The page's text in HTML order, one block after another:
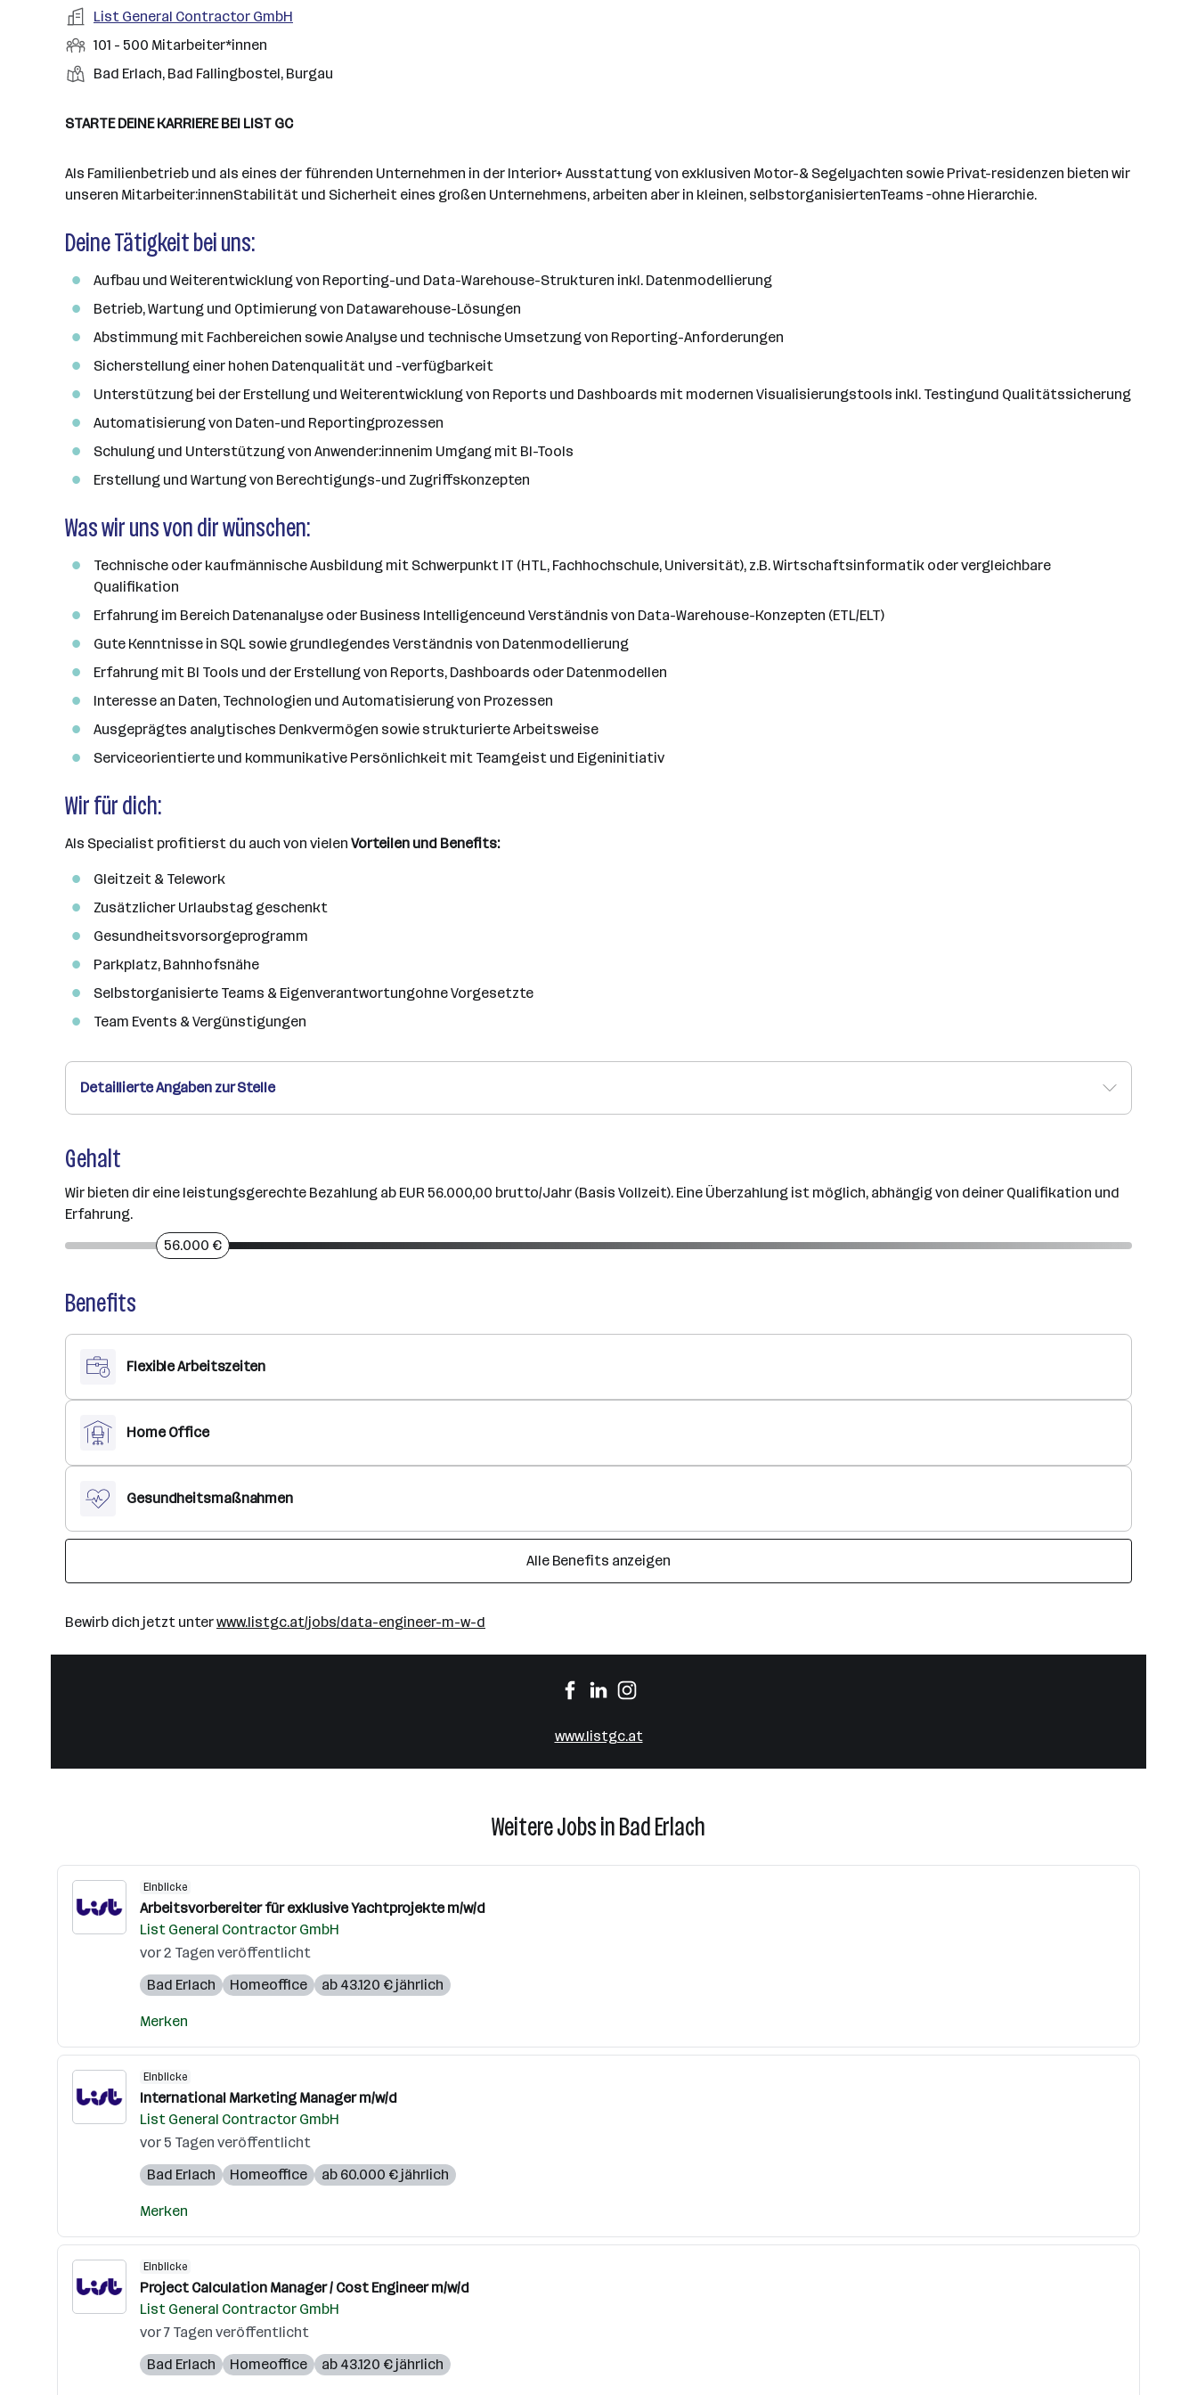
r
t
e
b
n
m
o
d
e
o
t
s
f
l
e
n
e
S
l
e
n
A
r
e
t
e
b
r
List General Contractor GmbH
M
i
t
r
e
i
e
n
e
n
l
101 - 500 Mitarbeiter*innen
S
a
o
r
e
Bad Erlach, Bad Fallingbostel, Burgau
STARTE DEINE KARRIERE BEI LIST GC
Als Familienbetrieb und als eines der führenden Unternehmen in der Interior+ Ausstattung von exklusiven Motor-& Segelyachten sowie Privat-residenzen bieten wir
unseren Mitarbeiter:innenStabilität und Sicherheit eines großen Unternehmens, arbeiten aber in kleinen, selbstorganisiertenTeams –ohne Hierarchie.
Deine Tätigkeit bei uns:
Aufbau und Weiterentwicklung von Reporting-und Data-Warehouse-Strukturen inkl. Datenmodellierung
Betrieb, Wartung und Optimierung von Datawarehouse-Lösungen
Abstimmung mit Fachbereichen sowie Analyse und technische Umsetzung von Reporting-Anforderungen
Sicherstellung einer hohen Datenqualität und -verfügbarkeit
Unterstützung bei der Erstellung und Weiterentwicklung von Reports und Dashboards mit modernen Visualisierungstools inkl. Testingund Qualitätssicherung
Automatisierung von Daten-und Reportingprozessen
Schulung und Unterstützung von Anwender:innenim Umgang mit BI-Tools
Erstellung und Wartung von Berechtigungs-und Zugriffskonzepten
Was wir uns von dir wünschen:
Technische oder kaufmännische Ausbildung mit Schwerpunkt IT (HTL, Fachhochschule, Universität), z.B. Wirtschaftsinformatik oder vergleichbare
Qualifikation
Erfahrung im Bereich Datenanalyse oder Business Intelligenceund Verständnis von Data-Warehouse-Konzepten (ETL/ELT)
Gute Kenntnisse in SQL sowie grundlegendes Verständnis von Datenmodellierung
Erfahrung mit BI Tools und der Erstellung von Reports, Dashboards oder Datenmodellen
Interesse an Daten, Technologien und Automatisierung von Prozessen
Ausgeprägtes analytisches Denkvermögen sowie strukturierte Arbeitsweise
Serviceorientierte und kommunikative Persönlichkeit mit Teamgeist und Eigeninitiativ
Wir für dich:
Als Specialist profitierst du auch von vielen Vorteilen und Benefits:
Gleitzeit & Telework
Zusätzlicher Urlaubstag geschenkt
Gesundheitsvorsorgeprogramm
Parkplatz, Bahnhofsnähe
Selbstorganisierte Teams & Eigenverantwortungohne Vorgesetzte
Team Events & Vergünstigungen
Detaillierte Angaben zur Stelle
Gehalt
Wir bieten dir eine leistungsgerechte Bezahlung ab EUR 56.000,00 brutto/Jahr (Basis Vollzeit). Eine Überzahlung ist möglich, abhängig von deiner Qualifikation und
Erfahrung.
56.000 €
Benefits
Flexible Arbeitszeiten
Home Office
Gesundheitsmaßnahmen
Alle Benefits anzeigen
Bewirb dich jetzt unterwww.listgc.at/jobs/data-engineer-m-w-d
www.listgc.at
Weitere Jobs in Bad Erlach
Einblicke
Arbeitsvorbereiter für exklusive Yachtprojekte m/w/d
List General Contractor GmbH
vor 2 Tagen veröffentlicht
Bad Erlach
Homeoffice ab 43.120 € jährlich
Merken
Einblicke
International Marketing Manager m/w/d
List General Contractor GmbH
vor 5 Tagen veröffentlicht
Bad Erlach
Homeoffice ab 60.000 € jährlich
Merken
Einblicke
Project Calculation Manager / Cost Engineer m/w/d
List General Contractor GmbH
vor 7 Tagen veröffentlicht
Bad Erlach
Homeoffice ab 43.120 € jährlich